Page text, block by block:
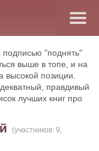
подписью "поднять"
выше в топе, и на
высокой позиции.
правдивый
лучших книг про
(участников: 9,